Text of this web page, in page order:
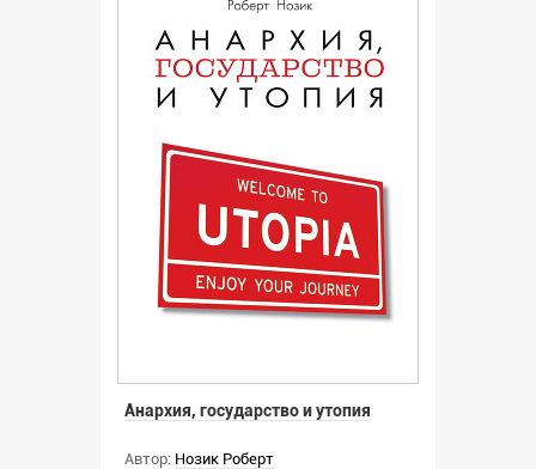
Анархия, государство и утопия
Автор: Нозик Роберт